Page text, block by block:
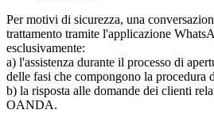
Per motivi di sicurezza, una
trattamento tramite l'applicazione
esclusivamente:
a) l'assistenza durante il processo di
delle fasi che compongono la procedura
b) la risposta alle domande dei clienti
OANDA.